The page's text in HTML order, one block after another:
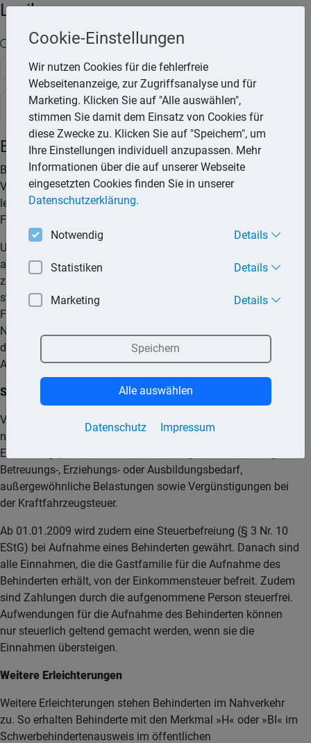
Lexika
Volltext-Suche in den Lexika
Suchen
Steuerlexikon
Behinderte
Behinderten Personen werden im Steuerrecht zahlreiche
Vergünstigungen eingeräumt, da sie nur vermindert
leistungsfähig sind und ihre Behinderung in den meisten
Fällen zusätzliche Kosten verursacht.
Um Vergünstigung in Anspruch nehmen zu können, ist die
amtliche Feststellung der Behinderung notwendig. Hierfür
zuständig ist das Versorgungsamt am Wohnsitz des
steuerpflichtigen Behinderten. Auf Antrag erfolgt dann die
Feststellung der Behinderung sowie deren Schwere, der
Nachweis bestimmter gesundheitlicher Merkmale (ermöglicht
die Inanspruchnahme von Nachteilsausgleichen) und die
Ausstellung eines Behindertenausweises.
Steuerliche Vergünstigungen
Vergünstigungen stehen Behinderten im Rahmen
nachfolgender steuerlicher Regelungen zu:
Entfernungspauschale, Kinderfreibetrag sowie Freibetrag für
Betreuungs-, Erziehungs- oder Ausbildungsbedarf,
außergewöhnliche Belastungen sowie Vergünstigungen bei
der Kraftfahrzeugsteuer.
Ab 01.01.2009 wird zudem eine Steuerbefreiung (§ 3 Nr. 10
EStG) bei Aufnahme eines Behinderten gewährt. Danach sind
alle Einnahmen, die die Gastfamilie für die Aufnahme des
Behinderten erhält, von der Einkommensteuer befreit. Zudem
sind Zahlungen durch die aufgenommene Person steuerfrei.
Aufwendungen für die Aufnahme des Behinderten können
nur steuerlich geltend gemacht werden, wenn sie die
Einnahmen übersteigen.
Weitere Erleichterungen
Weitere Erleichterungen stehen Behinderten im Nahverkehr
zu. So erhalten Behinderte mit den Merkmal »H« oder »BI« im
Schwerbehindertenausweis im öffentlichen
Cookie-Einstellungen
Wir nutzen Cookies für die fehlerfreie
Webseitenanzeige, zur Zugriffsanalyse und für
Marketing. Klicken Sie auf "Alle auswählen",
stimmen Sie damit dem Einsatz von Cookies für
diese Zwecke zu. Klicken Sie auf "Speichern", um
Ihre Einstellungen individuell anzupassen. Mehr
Informationen über die auf unserer Webseite
eingesetzten Cookies finden Sie in unserer
Datenschutzerklärung.
Notwendig Details
Statistiken Details
Marketing Details
Datenschutz Impressum
Speichern
Alle auswählen